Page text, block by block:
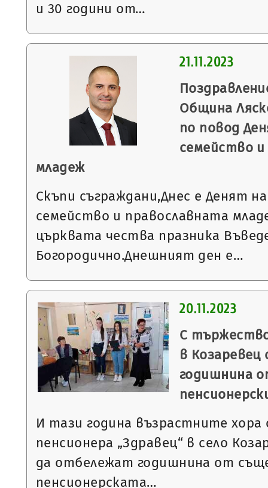
и 30 години от…
21.11.2023
Община
по повод
семейство
младеж
Скъпи съграждани,Днес е Денят
семейство и православната
църквата чества празника
Богородично.Днешният ден е…
20.11.2023
С
в Козаревец
годишнина
И тази година възрастните хора
пенсионера „Здравец“ в село
да отбележат годишнина от
пенсионерската…